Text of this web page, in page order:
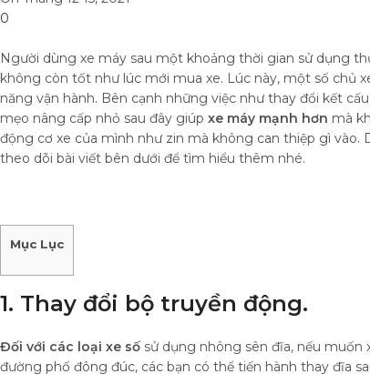
0
Người dùng xe máy sau một khoảng thời gian sử dụng
không còn tốt như lúc mới mua xe. Lúc này, một số chủ
năng vận hành. Bên cạnh những việc như thay đổi kết
mẹo nâng cấp nhỏ sau đây giúp xe máy mạnh hơn mà
động cơ xe của mình như zin mà không can thiệp gì vào.
theo dõi bài viết bên dưới để tìm hiểu thêm nhé.
Mục Lục
1. Thay đổi bộ truyền động.
Đối với các loại xe số sử dụng nhông sên đĩa, nếu
đường phố đông đúc, các bạn có thể tiến hành thay đĩa